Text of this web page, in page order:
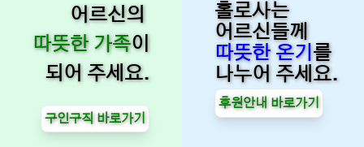
어르신의
따뜻한 가족이
되어 주세요.
구인구직 바로가기
홀로사는
어르신들께
따뜻한 온기 를
나누어 주세요.
후원안내 바로가기